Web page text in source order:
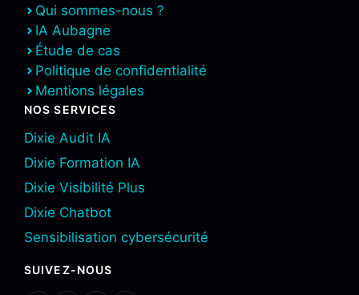
Qui sommes-nous ?
IA Aubagne
Étude de cas
Politique de confidentialité
Mentions légales
NOS SERVICES
Dixie Audit IA
Dixie Formation IA
Dixie Visibilité Plus
Dixie Chatbot
Sensibilisation cybersécurité
SUIVEZ-NOUS